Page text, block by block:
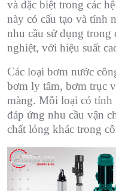
và đặc biệt trong các
này có cấu tạo và tính
nhu cầu sử dụng trong
nghiệt, với hiệu suất
Các loại bơm nước
bơm ly tâm, bơm trục
màng. Mỗi loại có tính
đáp ứng nhu cầu vận
chất lỏng khác trong